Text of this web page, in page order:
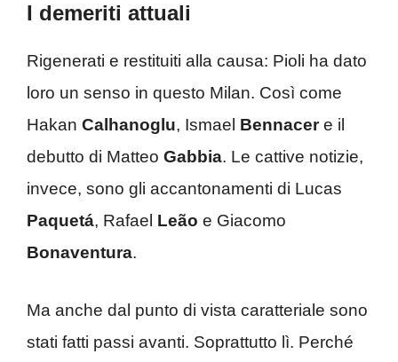
I demeriti attuali
Rigenerati e restituiti alla causa: Pioli ha dato
loro un senso in questo Milan. Così come
Hakan Calhanoglu, Ismael Bennacere il
debutto di Matteo Gabbia. Le cattive notizie,
invece, sono gli accantonamenti di Lucas
Paquetá, Rafael Leão e Giacomo
Bonaventura.
Ma anche dal punto di vista caratteriale sono
stati fatti passi avanti. Soprattutto lì. Perché